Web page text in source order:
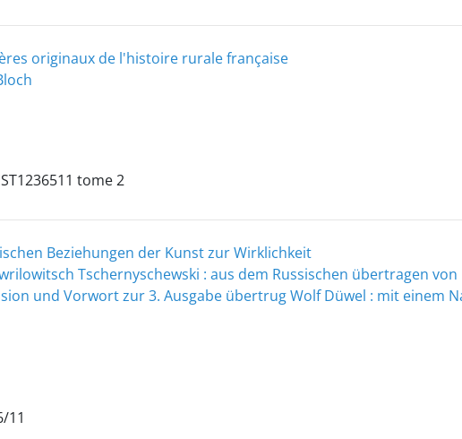
originaux de l'histoire rurale française
tome 2
Beziehungen der Kunst zur Wirklichkeit
Tschernyschewski : aus dem Russischen übertragen von
und Vorwort zur 3. Ausgabe übertrug Wolf Düwel : mit einem
11